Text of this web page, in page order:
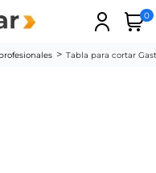
0
Tabla para cortar